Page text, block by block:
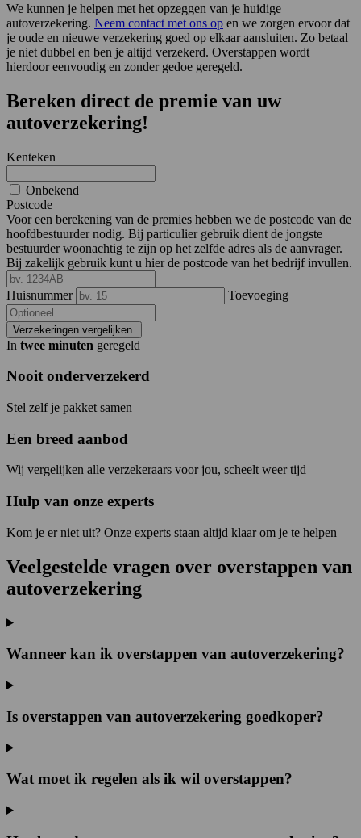
We kunnen je helpen met het opzeggen van je huidige
autoverzekering. Neem contact met ons op en we zorgen ervoor dat
je oude en nieuwe verzekering goed op elkaar aansluiten. Zo betaal
je niet dubbel en ben je altijd verzekerd. Overstappen wordt
hierdoor eenvoudig en zonder gedoe geregeld.
Bereken direct de premie van uw
autoverzekering!
Kenteken
Onbekend
Postcode
Voor een berekening van de premies hebben we de postcode van de
hoofdbestuurder nodig. Bij particulier gebruik dient de jongste
bestuurder woonachtig te zijn op het zelfde adres als de aanvrager.
Bij zakelijk gebruik kunt u hier de postcode van het bedrijf invullen.
Huisnummer Toevoeging
Verzekeringen vergelijken
In twee minuten geregeld
Nooit onderverzekerd
Stel zelf je pakket samen
Een breed aanbod
Wij vergelijken alle verzekeraars voor jou, scheelt weer tijd
Hulp van onze experts
Kom je er niet uit? Onze experts staan altijd klaar om je te helpen
Veelgestelde vragen over overstappen van
autoverzekering
Wanneer kan ik overstappen van autoverzekering?
Is overstappen van autoverzekering goedkoper?
Wat moet ik regelen als ik wil overstappen?